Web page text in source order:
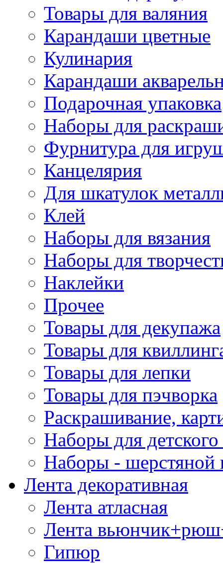
Товары для валяния
Карандаши цветные
Кулинария
Карандаши
Подарочная упаковка
Наборы для
Фурнитура для
Канцелярия
Для шкатулок
Клей
Наборы для вязания
Наборы для
Наклейки
Прочее
Товары для декупажа
Товары для
Товары для лепки
Товары для пэчворка
Раскрашивание,
Наборы для
Наборы - шерстяной
Лента декоративная
Лента атласная
Лента
Гипюр